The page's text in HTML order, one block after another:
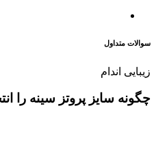
سوالات متداول
زیبایی اندام
چگونه سایز پروتز سینه را